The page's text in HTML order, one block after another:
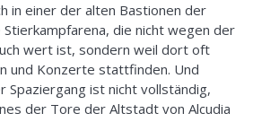
in einer der alten Bastionen der
die nicht wegen der
wert ist, sondern weil dort oft
und Konzerte stattfinden. Und
Spaziergang ist nicht vollständig,
der Tore der Altstadt von Alcudia